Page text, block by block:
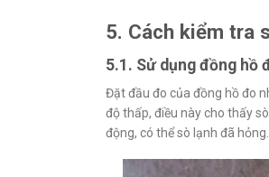
5. Cách kiểm tra
5.1. Sử dụng đồng hồ
Đặt đầu đo của đồng hồ đo
độ thấp, điều này cho thấy
động, có thể sò lạnh đã hỏng.